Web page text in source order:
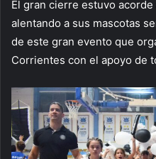
El gran cierre estuvo
alentando a sus mascotas
de este gran evento que
Corrientes con el apoyo de